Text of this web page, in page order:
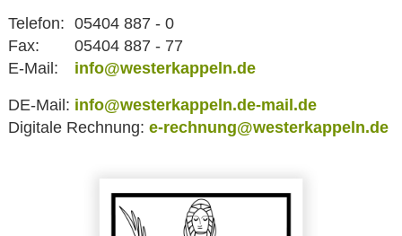
Telefon: 05404 887 - 0
Fax:
05404 887 - 77
E-Mail:
info@westerkappeln.de
DE-Mail: info@westerkappeln.de-mail.de
Digitale Rechnung: e-rechnung@westerkappeln.de